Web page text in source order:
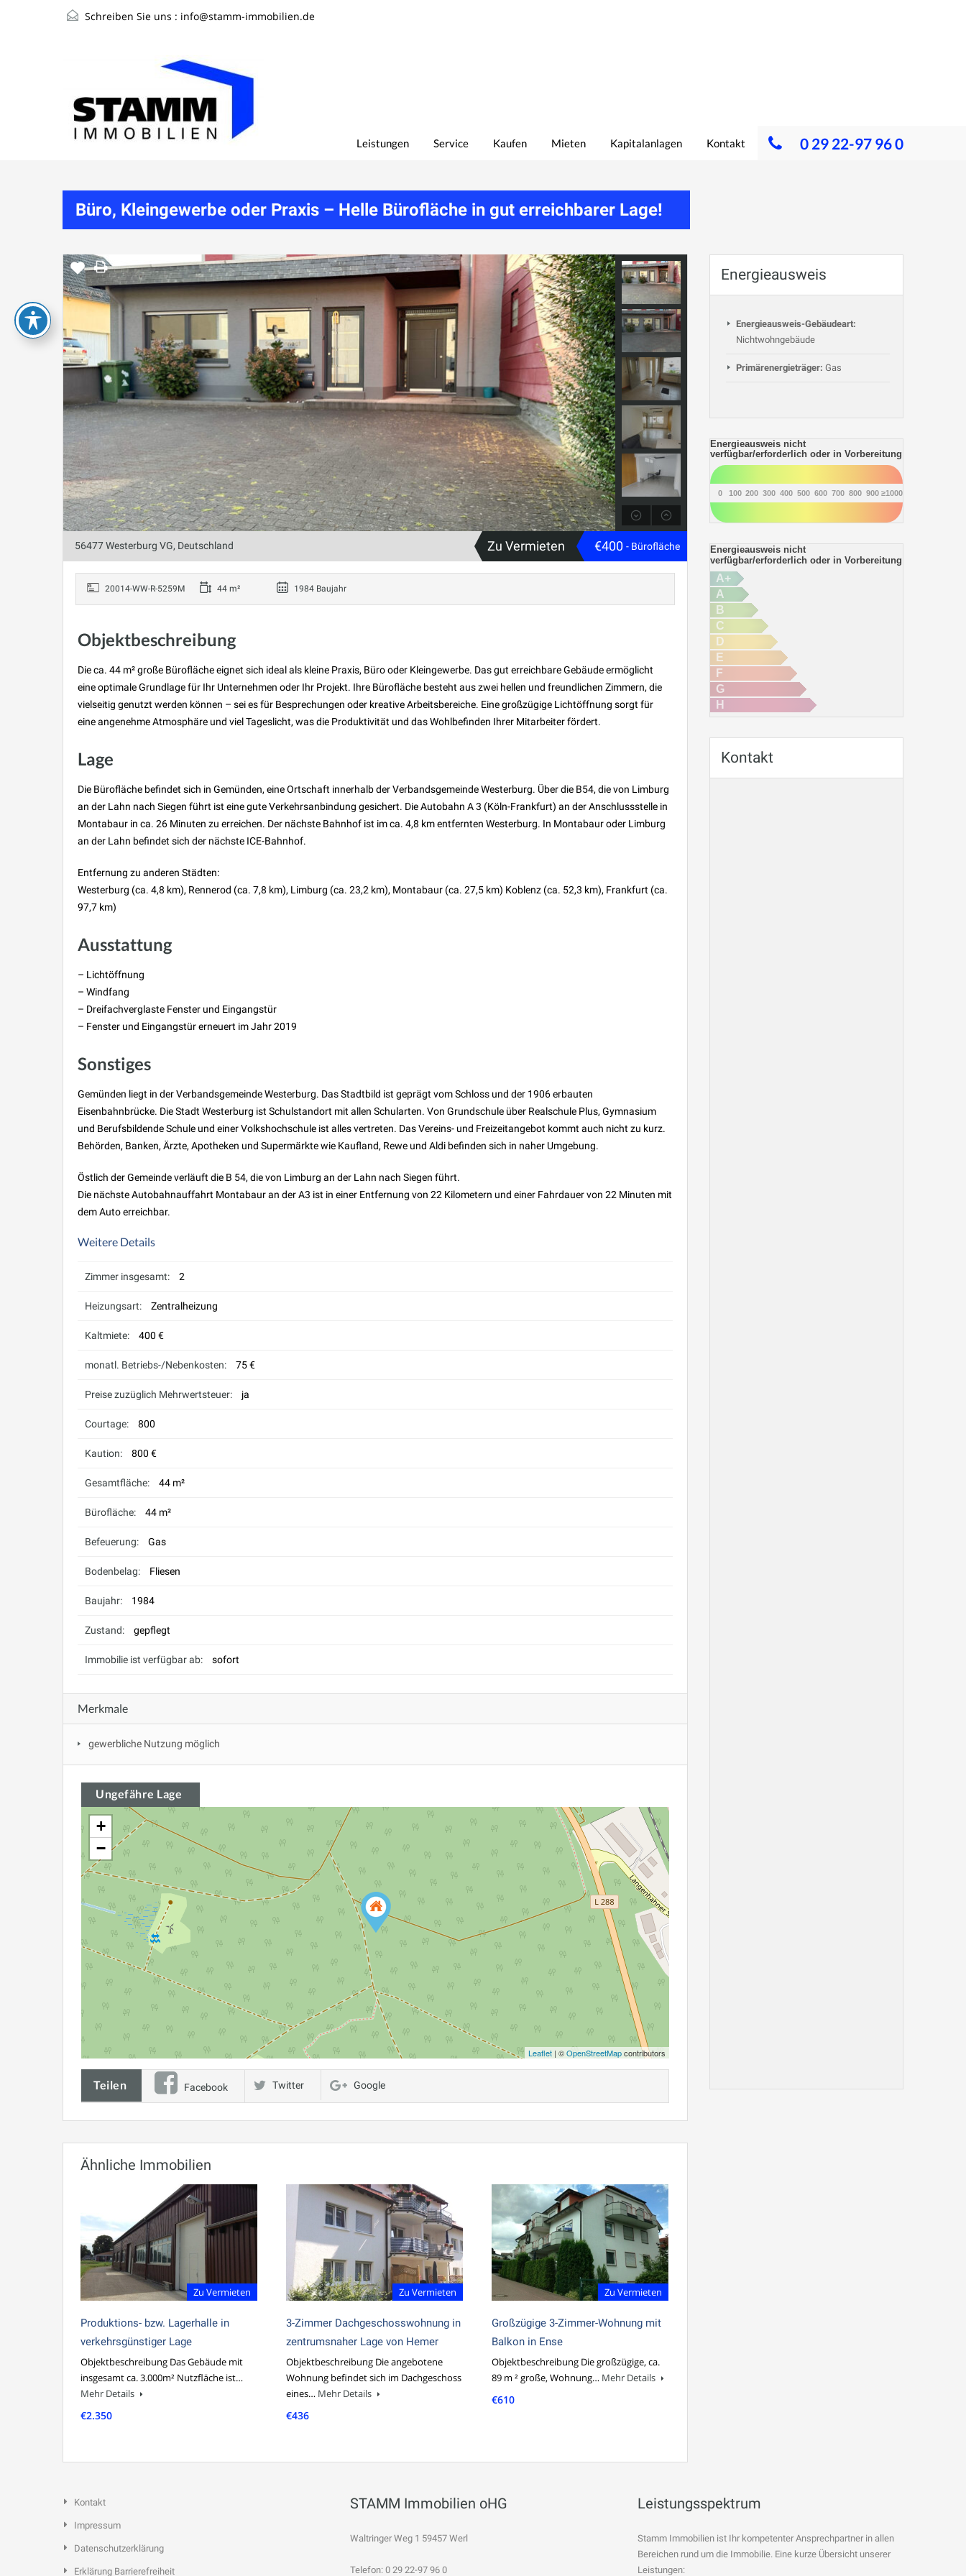
Schreiben Sie uns : info@stamm-immobilien.de
0 29 22-97 96 0
Leistungen Service Kaufen Mieten Kapitalanlagen Kontakt
Büro, Kleingewerbe oder Praxis – Helle Bürofläche in gut erreichbarer Lage!
56477 Westerburg VG, Deutschland Zu Vermieten €400 - Bürofläche
20014-WW-R-5259M 44 m² 1984 Baujahr
Objektbeschreibung
Die ca. 44 m² große Bürofläche eignet sich ideal als kleine Praxis, Büro oder Kleingewerbe. Das gut erreichbare Gebäude ermöglicht
eine optimale Grundlage für Ihr Unternehmen oder Ihr Projekt. Ihre Bürofläche besteht aus zwei hellen und freundlichen Zimmern, die
vielseitig genutzt werden können – sei es für Besprechungen oder kreative Arbeitsbereiche. Eine großzügige Lichtöffnung sorgt für
eine angenehme Atmosphäre und viel Tageslicht, was die Produktivität und das Wohlbefinden Ihrer Mitarbeiter fördert.
Lage
Die Bürofläche befindet sich in Gemünden, eine Ortschaft innerhalb der Verbandsgemeinde Westerburg. Über die B54, die von Limburg
an der Lahn nach Siegen führt ist eine gute Verkehrsanbindung gesichert. Die Autobahn A 3 (Köln-Frankfurt) an der Anschlussstelle in
Montabaur in ca. 26 Minuten zu erreichen. Der nächste Bahnhof ist im ca. 4,8 km entfernten Westerburg. In Montabaur oder Limburg
an der Lahn befindet sich der nächste ICE-Bahnhof.
Entfernung zu anderen Städten:
Westerburg (ca. 4,8 km), Rennerod (ca. 7,8 km), Limburg (ca. 23,2 km), Montabaur (ca. 27,5 km) Koblenz (ca. 52,3 km), Frankfurt (ca.
97,7 km)
Ausstattung
– Lichtöffnung
– Windfang
– Dreifachverglaste Fenster und Eingangstür
– Fenster und Eingangstür erneuert im Jahr 2019
Sonstiges
Gemünden liegt in der Verbandsgemeinde Westerburg. Das Stadtbild ist geprägt vom Schloss und der 1906 erbauten
Eisenbahnbrücke. Die Stadt Westerburg ist Schulstandort mit allen Schularten. Von Grundschule über Realschule Plus, Gymnasium
und Berufsbildende Schule und einer Volkshochschule ist alles vertreten. Das Vereins- und Freizeitangebot kommt auch nicht zu kurz.
Behörden, Banken, Ärzte, Apotheken und Supermärkte wie Kaufland, Rewe und Aldi befinden sich in naher Umgebung.
Östlich der Gemeinde verläuft die B 54, die von Limburg an der Lahn nach Siegen führt.
Die nächste Autobahnauffahrt Montabaur an der A3 ist in einer Entfernung von 22 Kilometern und einer Fahrdauer von 22 Minuten mit
dem Auto erreichbar.
Weitere Details
Zimmer insgesamt: 2
Heizungsart: Zentralheizung
Kaltmiete: 400 €
monatl. Betriebs-/Nebenkosten: 75 €
Preise zuzüglich Mehrwertsteuer: ja
Courtage: 800
Kaution: 800 €
Gesamtfläche: 44 m²
Bürofläche: 44 m²
Befeuerung: Gas
Bodenbelag: Fliesen
Baujahr: 1984
Zustand: gepflegt
Immobilie ist verfügbar ab: sofort
Merkmale
gewerbliche Nutzung möglich
Ungefähre Lage
+
−
Leaflet | ©OpenStreetMapcontributors
Teilen Facebook Twitter Google
Ähnliche Immobilien
Zu Vermieten
Produktions- bzw. Lagerhalle in
verkehrsgünstiger Lage
Objektbeschreibung Das Gebäude mit
insgesamt ca. 3.000m² Nutzfläche ist…
Mehr Details
€2.350
Zu Vermieten
3-Zimmer Dachgeschosswohnung in
zentrumsnaher Lage von Hemer
Objektbeschreibung Die angebotene
Wohnung befindet sich im Dachgeschoss
eines… Mehr Details
€436
Zu Vermieten
Großzügige 3-Zimmer-Wohnung mit
Balkon in Ense
Objektbeschreibung Die großzügige, ca.
89 m ² große, Wohnung… Mehr Details
€610
Energieausweis
Energieausweis-Gebäudeart:
Nichtwohngebäude
Primärenergieträger: Gas
Energieausweis nicht
verfügbar/erforderlich oder in Vorbereitung
0 100 200 300 400 500 600 700 800 900 ≥1000
Energieausweis nicht
verfügbar/erforderlich oder in Vorbereitung
A+
A
B
C
D
E
F
G
H
Kontakt
Kontakt
Impressum
Datenschutzerklärung
Erklärung Barrierefreiheit
STAMM Immobilien oHG
Waltringer Weg 1 59457 Werl
Telefon: 0 29 22-97 96 0
Leistungsspektrum
Stamm Immobilien ist Ihr kompetenter Ansprechpartner in allen
Bereichen rund um die Immobilie. Eine kurze Übersicht unserer
Leistungen: